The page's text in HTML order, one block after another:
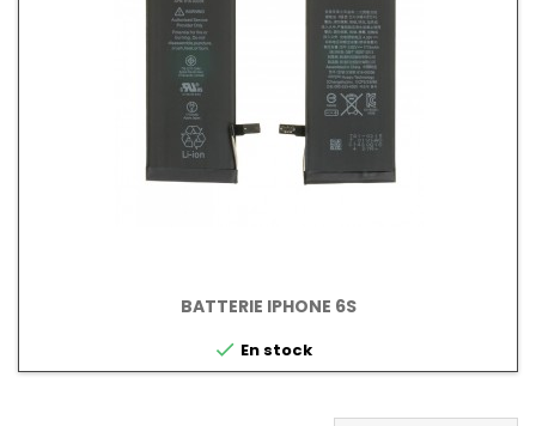
BATTERIE IPHONE 6S
 En stock